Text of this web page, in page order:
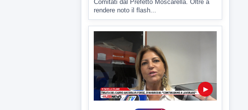
L'assessore comunale alla Cultura di
D'Ambrosio,...